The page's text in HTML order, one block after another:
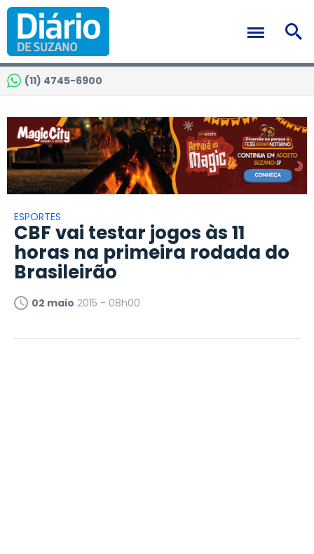
(11) 4745-6900
ESPORTES
CBF vai testar jogos às 11
horas na primeira rodada do
Brasileirão
02 maio 2015 - 08h00